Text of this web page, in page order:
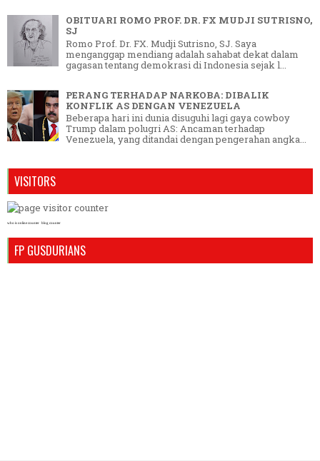
OBITUARI ROMO PROF. DR. FX MUDJI SUTRISNO,
SJ
Romo Prof. Dr. FX. Mudji Sutrisno, SJ. Saya
menganggap mendiang adalah sahabat dekat dalam
gagasan tentang demokrasi di Indonesia sejak l...
PERANG TERHADAP NARKOBA: DIBALIK
KONFLIK AS DENGAN VENEZUELA
Beberapa hari ini dunia disuguhi lagi gaya cowboy
Trump dalam polugri AS: Ancaman terhadap
Venezuela, yang ditandai dengan pengerahan angka...
VISITORS
who is online counter blog counter
FP GUSDURIANS